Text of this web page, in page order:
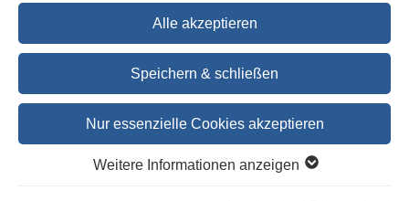
Alle akzeptieren
Speichern & schließen
Nur essenzielle Cookies akzeptieren
Weitere Informationen anzeigen